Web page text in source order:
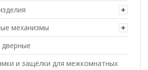
механизмы
и защёлки для межкомнатных